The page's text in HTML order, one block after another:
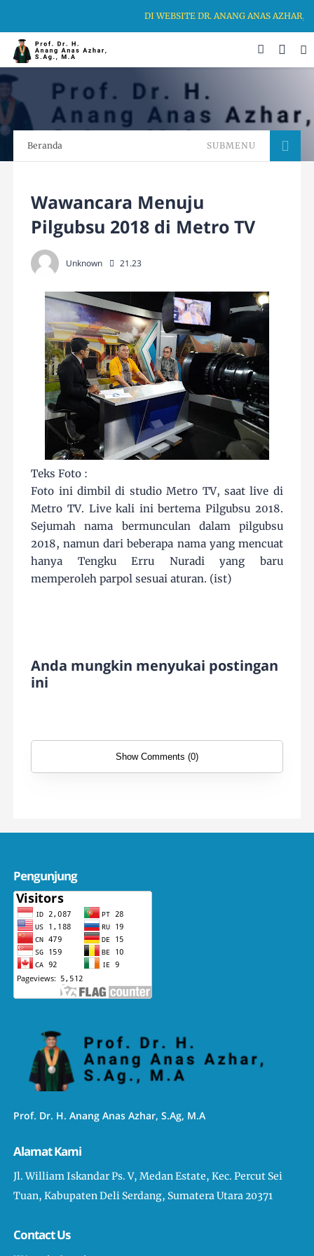
DI WEBSITE DR. ANANG ANAS AZHAR,
Beranda SUBMENU
Wawancara Menuju
Pilgubsu 2018 di Metro TV
Unknown 21.23
Teks Foto :
Foto ini dimbil di studio Metro TV, saat live di
Metro TV. Live kali ini bertema Pilgubsu 2018.
Sejumah nama bermunculan dalam pilgubsu
2018, namun dari beberapa nama yang mencuat
hanya Tengku Erru Nuradi yang baru
memperoleh parpol sesuai aturan. (ist)
Anda mungkin menyukai postingan
ini
Show Comments (0)
Pengunjung
Prof. Dr. H. Anang Anas Azhar, S.Ag, M.A
Alamat Kami
Jl. William Iskandar Ps. V, Medan Estate, Kec. Percut Sei
Tuan, Kabupaten Deli Serdang, Sumatera Utara 20371
Contact Us